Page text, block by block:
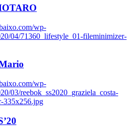
wp-
04/71360_lifestyle_01-fileminimizer-
wp-
03/reebok_ss2020_graziela_costa-
335x256.jpg